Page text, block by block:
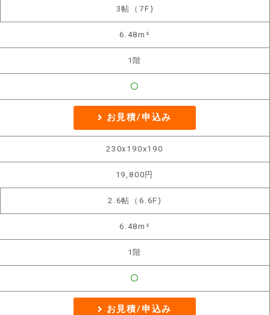
3帖（7F)
6.48m²
1階
〇
お見積/申込み
230x190x190
19,800円
2.6帖（6.6F)
6.48m²
1階
〇
お見積/申込み